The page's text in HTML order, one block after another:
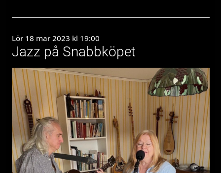
Lör 18 mar 2023 kl 19:00
Jazz på Snabbköpet